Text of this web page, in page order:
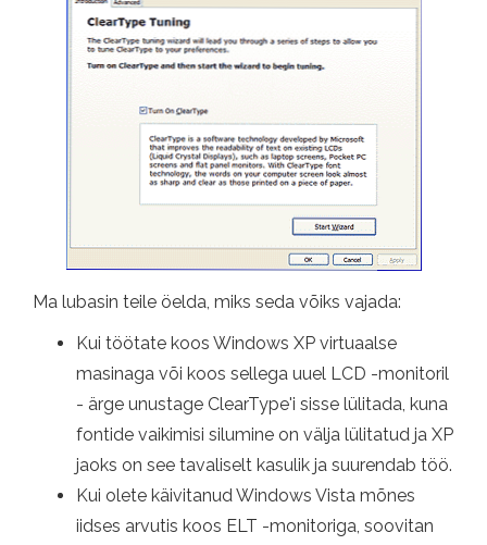
Ma lubasin teile öelda, miks seda võiks vajada:
Kui töötate koos Windows XP virtuaalse
masinaga või koos sellega uuel LCD -monitoril
- ärge unustage ClearType'i sisse lülitada, kuna
fontide vaikimisi silumine on välja lülitatud ja XP
jaoks on see tavaliselt kasulik ja suurendab töö.
Kui olete käivitanud Windows Vista mõnes
iidses arvutis koos ELT -monitoriga, soovitan